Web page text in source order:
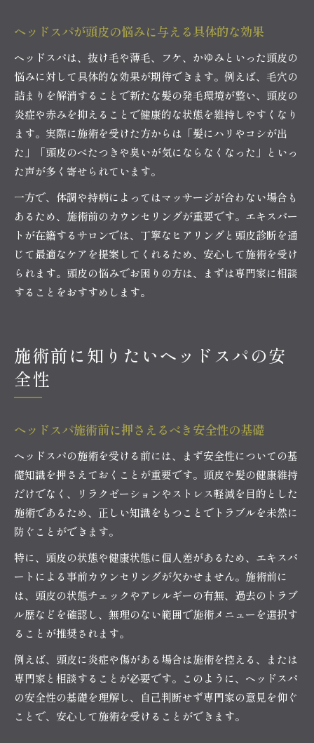
ヘッドスパが頭皮の悩みに与える具体的な効果
ヘッドスパは、抜け毛や薄毛、フケ、かゆみといった頭皮の
悩みに対して具体的な効果が期待できます。例えば、毛穴の
詰まりを解消することで新たな髪の発毛環境が整い、頭皮の
炎症や赤みを抑えることで健康的な状態を維持しやすくなり
ます。実際に施術を受けた方からは「髪にハリやコシが出
た」「頭皮のべたつきや臭いが気にならなくなった」といっ
た声が多く寄せられています。
一方で、体調や持病によってはマッサージが合わない場合も
あるため、施術前のカウンセリングが重要です。エキスパー
トが在籍するサロンでは、丁寧なヒアリングと頭皮診断を通
じて最適なケアを提案してくれるため、安心して施術を受け
られます。頭皮の悩みでお困りの方は、まずは専門家に相談
することをおすすめします。
施術前に知りたいヘッドスパの安
全性
ヘッドスパ施術前に押さえるべき安全性の基礎
ヘッドスパの施術を受ける前には、まず安全性についての基
礎知識を押さえておくことが重要です。頭皮や髪の健康維持
だけでなく、リラクゼーションやストレス軽減を目的とした
施術であるため、正しい知識をもつことでトラブルを未然に
防ぐことができます。
特に、頭皮の状態や健康状態に個人差があるため、エキスパ
ートによる事前カウンセリングが欠かせません。施術前に
は、頭皮の状態チェックやアレルギーの有無、過去のトラブ
ル歴などを確認し、無理のない範囲で施術メニューを選択す
ることが推奨されます。
例えば、頭皮に炎症や傷がある場合は施術を控える、または
専門家と相談することが必要です。このように、ヘッドスパ
の安全性の基礎を理解し、自己判断せず専門家の意見を仰ぐ
ことで、安心して施術を受けることができます。